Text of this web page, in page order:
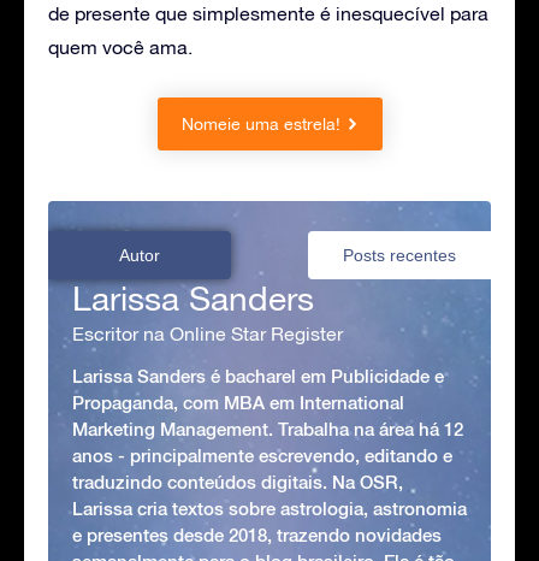
de presente que simplesmente é inesquecível para
quem você ama.
Nomeie uma estrela!
Autor Posts recentes
Larissa Sanders
Escritor na Online Star Register
Larissa Sanders é bacharel em Publicidade e
Propaganda, com MBA em International
Marketing Management. Trabalha na área há 12
anos - principalmente escrevendo, editando e
traduzindo conteúdos digitais. Na OSR,
Larissa cria textos sobre astrologia, astronomia
e presentes desde 2018, trazendo novidades